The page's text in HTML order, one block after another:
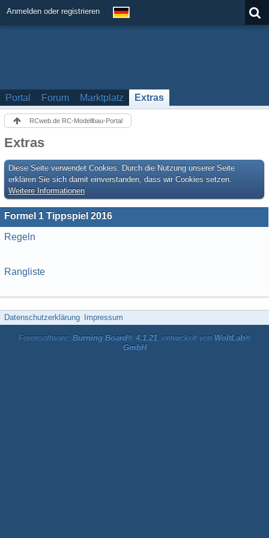
Anmelden oder registrieren
Portal Forum Marktplatz Extras
RCweb.de RC-Modellbau-Portal
Extras
Diese Seite verwendet Cookies. Durch die Nutzung unserer Seite
erklären Sie sich damit einverstanden, dass wir Cookies setzen.
Weitere Informationen
Formel 1 Tippspiel 2016
Regeln
Rangliste
Datenschutzerklärung Impressum
Forensoftware: Burning Board® 4.1.21, entwickelt von WoltLab®
GmbH